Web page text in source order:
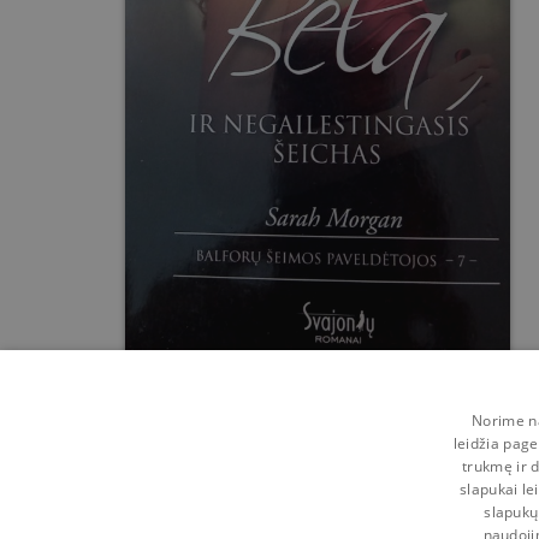
Norime
leidžia
trukmę ir
slapukai